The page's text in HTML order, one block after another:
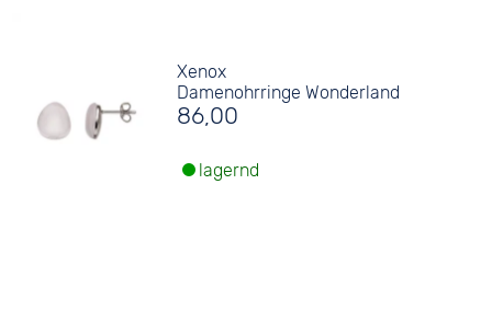
Xenox
Damenohrringe Wonderland
86,00
lagernd